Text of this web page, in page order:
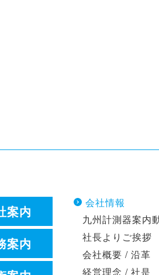
案内
案内
会社情報
九州計測器案内
社長よりご挨拶
会社概要 / 沿革
経営理念 / 社是